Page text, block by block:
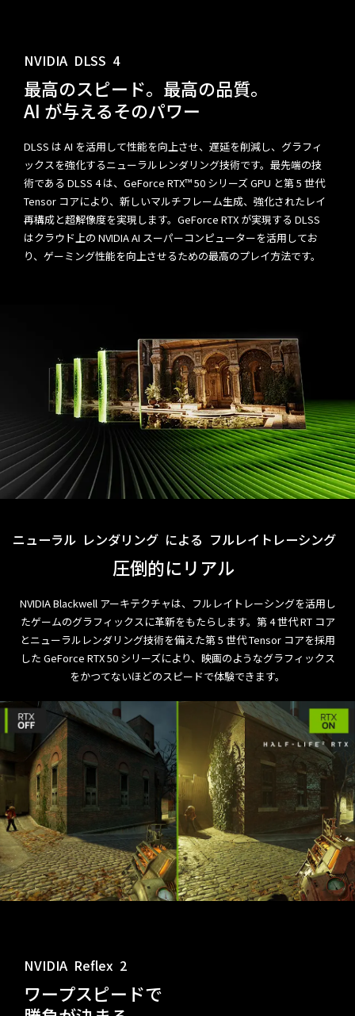
NVIDIA DLSS 4
最高のスピード。 最高の品質。
AI が与えるそのパワー
DLSS は AI を活用して性能を向上させ、遅延を削減し、グラフィ
ックスを強化するニューラルレンダリング技術です。最先端の技
術である DLSS 4 は、GeForce RTX™ 50 シリーズ GPU と第 5 世代
Tensor コアにより、新しいマルチフレーム生成、強化されたレイ
再構成と超解像度を実現します。GeForce RTX が実現する DLSS
はクラウド上の NVIDIA AI スーパーコンピューターを活用してお
り、ゲーミング性能を向上させるための最高のプレイ方法です。
ニューラル レンダリング による フルレイトレーシング
圧倒的にリアル
NVIDIA Blackwell アーキテクチャは、フルレイトレーシングを活用し
たゲームのグラフィックスに革新をもたらします。第 4 世代 RT コア
とニューラルレンダリング技術を備えた第 5 世代 Tensor コアを採用
した GeForce RTX 50 シリーズにより、映画のようなグラフィックス
をかつてないほどのスピードで体験できます。
NVIDIA Reflex 2
ワープスピードで